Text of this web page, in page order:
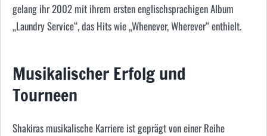
gelang ihr 2002 mit ihrem ersten englischsprachigen Album
„Laundry Service“, das Hits wie „Whenever, Wherever“ enthielt.
Musikalischer Erfolg und
Tourneen
Shakiras musikalische Karriere ist geprägt von einer Reihe